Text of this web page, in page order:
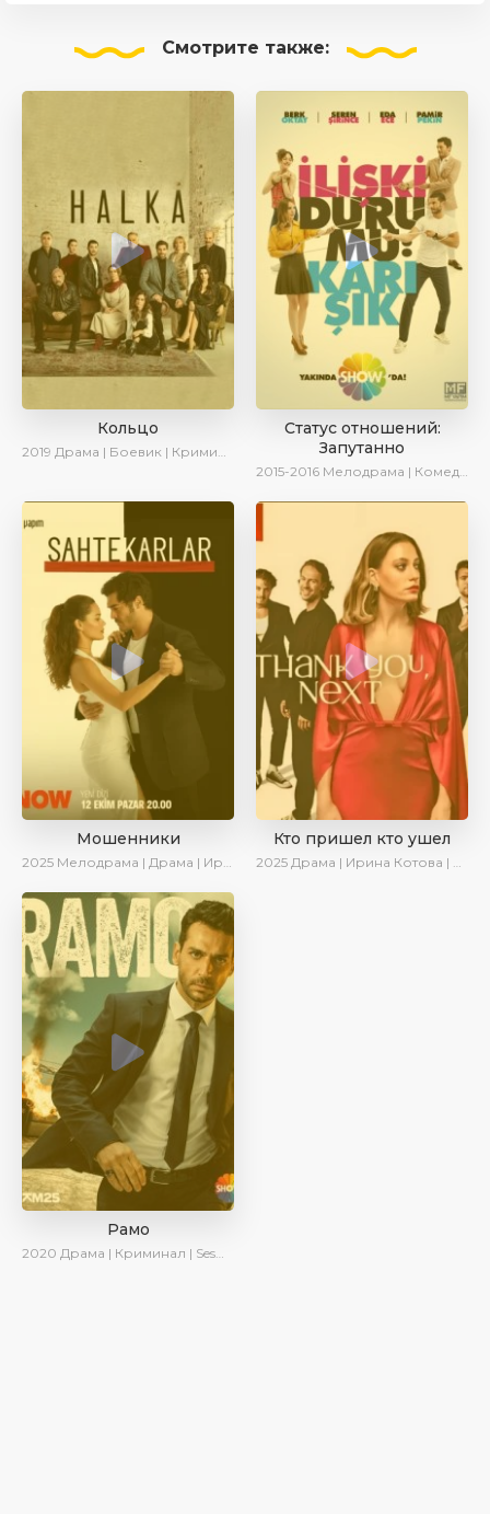
Смотрите также:
Кольцо
2019 Драма | Боевик | Криминал
Статус отношений:
Запутанно
2015-2016 Мелодрама | Комедия
Мошенники
2025 Мелодрама | Драма | Ирина Котова | AlisaDirilis | Новинки | Сериалы 2025
Кто пришел кто ушел
2025 Драма | Ирина Котова | Новинки | Сериалы 2025
Рамо
2020 Драма | Криминал | SesDizi | Ирина Котова